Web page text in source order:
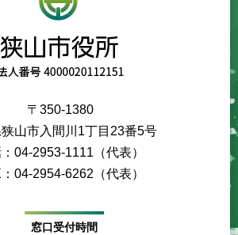
〒350-1380
山市入間川1丁目23番5号
04-2953-1111（代表）
04-2954-6262（代表）
窓口受付時間